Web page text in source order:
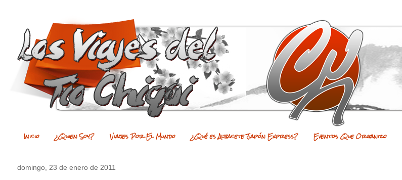
Inicio ¿Quien Soy? Viajes Por El Mundo ¿Qué es Albacete Japón Express? Eventos Que Organizo
domingo, 23 de enero de 2011